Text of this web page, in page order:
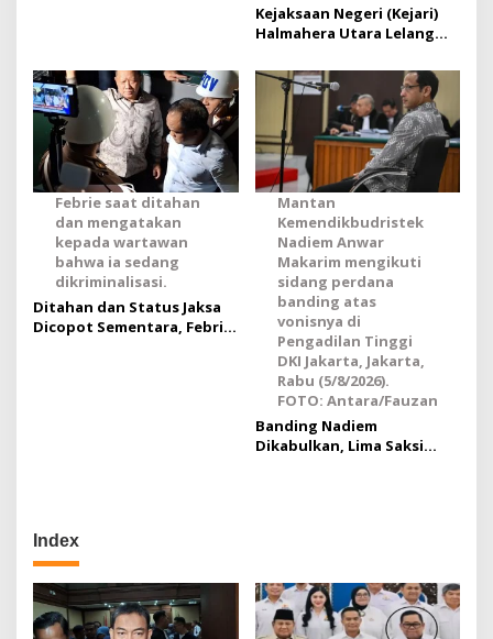
Kejaksaan Negeri (Kejari)
Halmahera Utara Lelang
Febrie saat ditahan
dan mengatakan
kepada wartawan
bahwa ia sedang
dikriminalisasi.
Ditahan dan Status Jaksa
Dicopot Sementara, Febrie
Mantan
Kemendikbudristek
Nadiem Anwar
Makarim mengikuti
sidang perdana
banding atas
vonisnya di
Pengadilan Tinggi
DKI Jakarta, Jakarta,
Rabu (5/8/2026).
FOTO: Antara/Fauzan
Banding Nadiem
Dikabulkan, Lima Saksi
Index